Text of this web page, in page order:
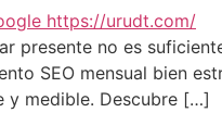
presente no es
SEO mensual bien
y medible. Descubre […]